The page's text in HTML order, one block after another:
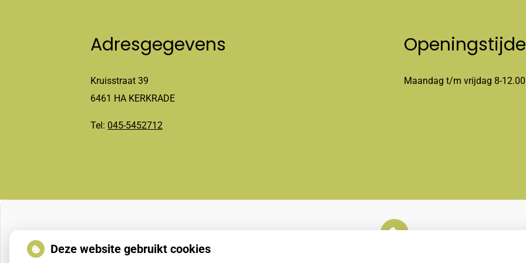
Adresgegevens
Kruisstraat 39
6461 HA KERKRADE
Tel: 045-5452712
Maandag t/m vrijdag 8-
Deze website gebruikt cookies